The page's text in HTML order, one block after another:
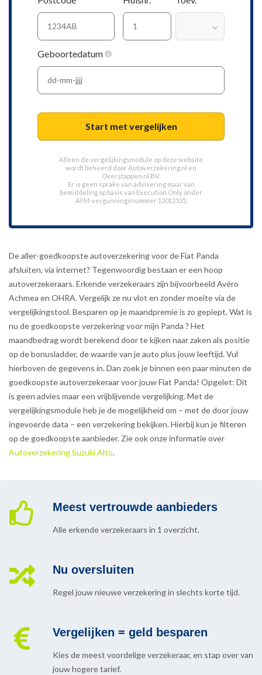
Geboortedatum
Start met vergelijken
Alleen de vergelijkingsmodule op deze website
wordt beheerd door Autoverzekering.nl en
Overstappen.nl BV.
Er is geen sprake van advisering maar van
bemiddeling op basis van Execution Only onder
AFM-vergunningsnummer 12012535.
De aller-goedkoopste autoverzekering voor de Fiat Panda
afsluiten, via internet? Tegenwoordig bestaan er een hoop
autoverzekeraars. Erkende verzekeraars zijn bijvoorbeeld Avéro
Achmea en OHRA. Vergelijk ze nu vlot en zonder moeite via de
vergelijkingstool. Besparen op je maandpremie is zo gepiept. Wat is
nu de goedkoopste verzekering voor mijn Panda ? Het
maandbedrag wordt berekend door te kijken naar zaken als positie
op de bonusladder, de waarde van je auto plus jouw leeftijd. Vul
hierboven de gegevens in. Dan zoek je binnen een paar minuten de
goedkoopste autoverzekeraar voor jouw Fiat Panda! Opgelet: Dit
is geen advies maar een vrijblijvende vergelijking. Met de
vergelijkingsmodule heb je de mogelijkheid om – met de door jouw
ingevoerde data – een verzekering bekijken. Hierbij kun je filteren
op de goedkoopste aanbieder. Zie ook onze informatie over
Autoverzekering Suzuki Alto.
Meest vertrouwde aanbieders
Alle erkende verzekeraars in 1 overzicht.
Nu oversluiten
Regel jouw nieuwe verzekering in slechts korte tijd.
Vergelijken = geld besparen
Kies de meest voordelige verzekeraar, en stap over van
jouw hogere tarief.